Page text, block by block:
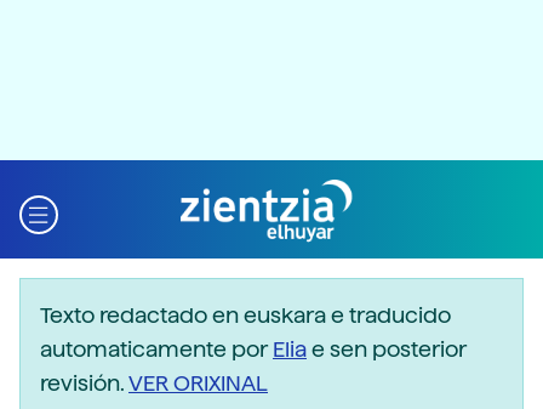
Texto redactado en euskara e traducido
automaticamente porEliae sen posterior
revisión.VER ORIXINAL